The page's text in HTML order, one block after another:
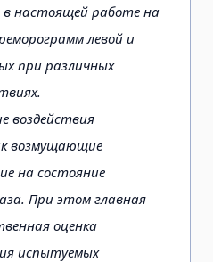
настоящей работе на
левой и
при различных
воздействия
возмущающие
на состояние
При этом главная
оценка
испытуемых